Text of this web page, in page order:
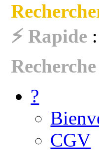
⚡ Rapide
?
CGV